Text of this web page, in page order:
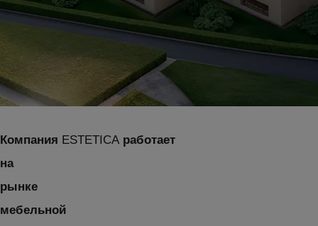
Компания ESTETICA работает
на
рынке
мебельной